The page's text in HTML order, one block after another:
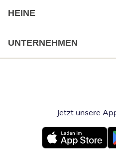
HEINE
UNTERNEHMEN
Jetzt unsere
Öffnet in neuem